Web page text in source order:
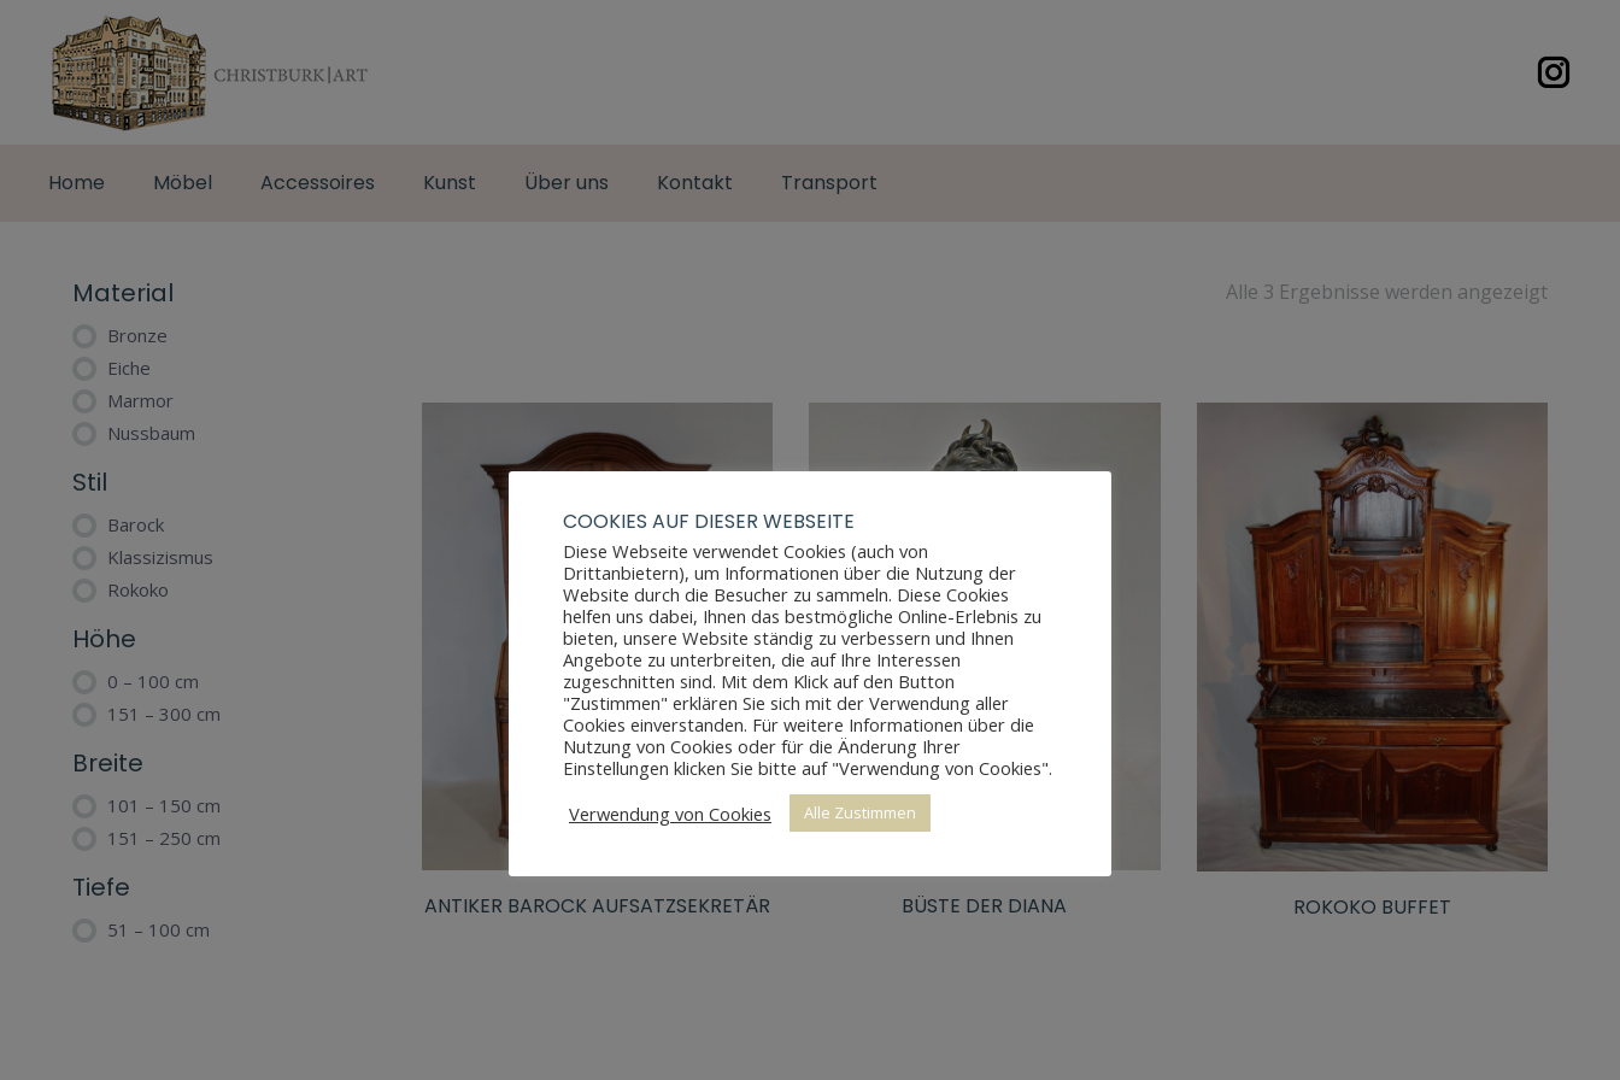
Home Möbel Accessoires Kunst Über uns Kontakt Transport
Alle 3 Ergebnisse werden angezeigt
ANTIKER BAROCK AUFSATZSEKRETÄR BÜSTE DER DIANA ROKOKO BUFFET
Material
Bronze
Eiche
Marmor
Nussbaum
Stil
Barock
Klassizismus
Rokoko
Höhe
0 – 100 cm
151 – 300 cm
Breite
101 – 150 cm
151 – 250 cm
Tiefe
51 – 100 cm
COOKIES AUF DIESER WEBSEITE
Diese Webseite verwendet Cookies (auch von
Drittanbietern), um Informationen über die Nutzung der
Website durch die Besucher zu sammeln. Diese Cookies
helfen uns dabei, Ihnen das bestmögliche Online-Erlebnis zu
bieten, unsere Website ständig zu verbessern und Ihnen
Angebote zu unterbreiten, die auf Ihre Interessen
zugeschnitten sind. Mit dem Klick auf den Button
"Zustimmen" erklären Sie sich mit der Verwendung aller
Cookies einverstanden. Für weitere Informationen über die
Nutzung von Cookies oder für die Änderung Ihrer
Einstellungen klicken Sie bitte auf "Verwendung von Cookies".
Verwendung von Cookies
Alle Zustimmen